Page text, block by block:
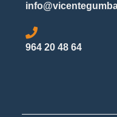
964 20 48 64